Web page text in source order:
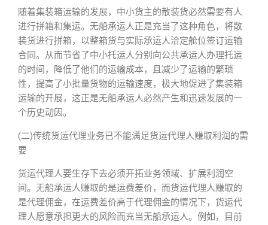
随着集装箱运输的发展，中小货主的散装货必然需要有人
进行拼箱和集运。无船承运人正是充当了这种角色，将散
装货进行拼箱，以整箱货与实际承运人洽定舱位签订运输
合同。从而节省了中小托运人分别向公共承运人办理托运
的时间，降低了他们的运输成本，且减少了运输的繁琐
性，提高了小批量货物的运输速度，极大地促进了集装箱
运输的开展，这正是无船承运人必然产生和迅速发展的一
个历史动因。
(二)传统货运代理业务已不能满足货运代理人赚取利润的需
要
货运代理人要生存下去必须开拓业务领域、扩展利润空
间。无船承运人赚取的是运费差价，而货运代理人赚取的
是代理佣金，在运费差价高于代理佣金的情况下，货运代
理人愿意承担更大的风险而充当无船承运人。例如，目前